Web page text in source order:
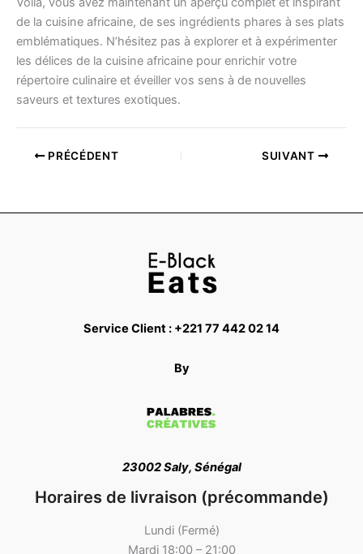
de la cuisine africaine, de ses ingrédients phares à ses plats
emblématiques. N’hésitez pas à explorer et à expérimenter
les délices de la cuisine africaine pour enrichir votre
répertoire culinaire et éveiller vos sens à de nouvelles
saveurs et textures exotiques.
PRÉCÉDENT SUIVANT
Service Client : +221 77 442 02 14
By
23002 Saly, Sénégal
Horaires de livraison (précommande)
Lundi (Fermé)
Mardi 18:00 – 21:00